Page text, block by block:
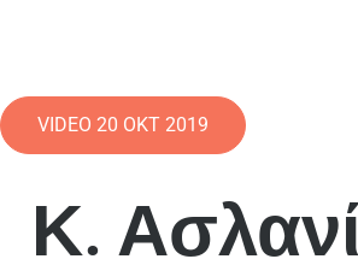
VIDEO 20 ΟΚΤ 2019
Κ.